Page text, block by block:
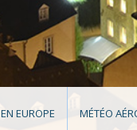
EUROPE MÉTÉO